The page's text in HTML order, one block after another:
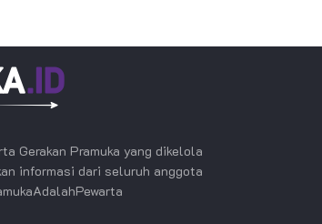
Gerakan Pramuka yang dikelola
informasi dari seluruh anggota